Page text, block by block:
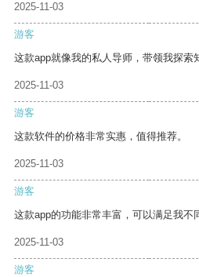
2025-11-03
游客
这款app就像我的私人导师，带领我探索
2025-11-03
游客
这款软件的价格非常实惠，值得推荐。
2025-11-03
游客
这款app的功能非常丰富，可以满足我不
2025-11-03
游客